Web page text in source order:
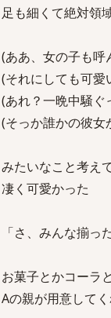
足も細くて絶対領
(ああ、女の子も呼
(それにしても可愛
(あれ？一晩中騒ぐ
(そっか誰かの彼女
みたいなこと考え
凄く可愛かった
「さ、みんな揃っ
お菓子とかコーラ
Aの親が用意して